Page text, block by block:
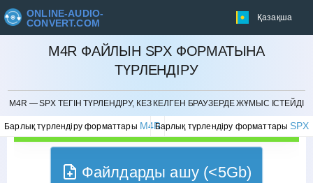
ONLINE-AUDIO-
CONVERT.COM
Қазақша
M4R ФАЙЛЫН SPX ФОРМАТЫНА
ТҮРЛЕНДІРУ
M4R — SPX ТЕГІН ТҮРЛЕНДІРУ, КЕЗ КЕЛГЕН БРАУЗЕРДЕ ЖҰМЫС ІСТЕЙДІ
Барлық түрлендіру форматтары M4RБарлық түрлендіру форматтары SPX
БОЛДЫРМАУ
Файлдарды ашу (<5Gb)